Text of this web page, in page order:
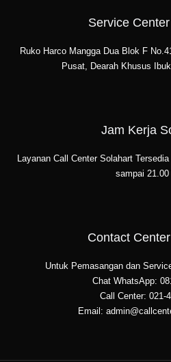
Service
Ruko Harco Mangga Dua Blok F
Pusat, Dearah Khusus
Jam Kerja
Layanan Call Center Solahart
sampai 21.00
Contact
Untuk Pemasangan dan
Chat WhatsApp:
Call Center: 021-
Email: